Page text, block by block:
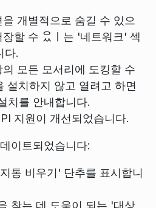
개별적으로 숨길 수 있으
할 수 ᄋᅠᆻㅣ는 '네트워크' 섹
다.
모든 모서리에 도킹할 수
설치하지 않고 열려고 하면
치를 안내합니다.
지원이 개선되었습니다.
이트되었습니다:
통 비우기' 단추를 표시합니
찾는 데 도움이 되는 '대상